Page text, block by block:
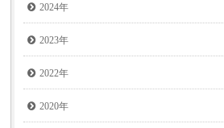
2024年
2023年
2022年
2020年